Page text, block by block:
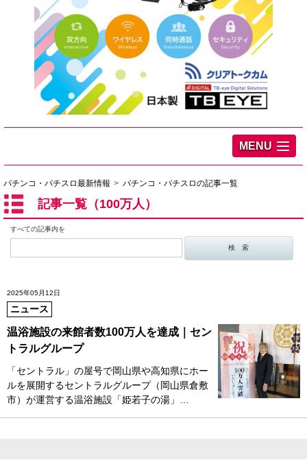
MENU
パチンコ・パチスロ最新情報 パチンコ・パチスロの記事一覧
記事一覧（100万人）
すべての記事内を
2025年05月12日
ニュース
温浴施設の来館者数100万人を達成｜セン
トラルグループ
「セントラル」の屋号で岡山県や高知県にホー
ルを展開するセントラルグループ（岡山県倉敷
市）が運営する温浴施設「姫若子の湯」…